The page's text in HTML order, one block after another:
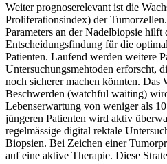
Weiter prognoserelevant ist die
Proliferationsindex) der
Parameters an der Nadelbiopsie
Entscheidungsfindung für die
Patienten. Laufend werden weitere
Untersuchungsmehtoden erforscht,
noch sicherer machen könnten. Das
Beschwerden (watchful waiting)
Lebenserwartung von weniger als
jüngeren Patienten wird aktiv
regelmässige digital rektale
Biopsien. Bei Zeichen einer
auf eine aktive Therapie. Diese